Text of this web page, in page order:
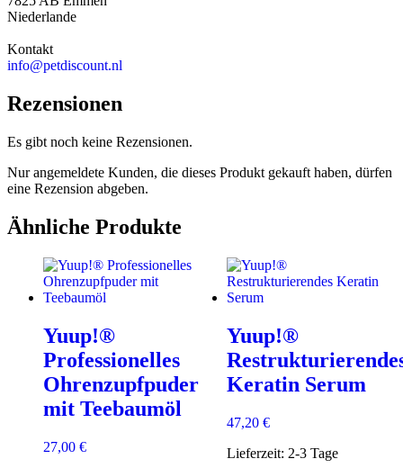
Niederlande
Kontakt
info@petdiscount.nl
Rezensionen
Es gibt noch keine Rezensionen.
Nur angemeldete Kunden, die dieses Produkt gekauft haben, dürfen
eine Rezension abgeben.
Ähnliche Produkte
Yuup!®
Professionelles
Ohrenzupfpuder
mit Teebaumöl
27,00 €
Yuup!®
Keratin Serum
47,20 €
Lieferzeit: 2-3 Tage